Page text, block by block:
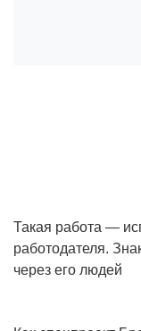
Такая работа —
работодателя.
через его людей